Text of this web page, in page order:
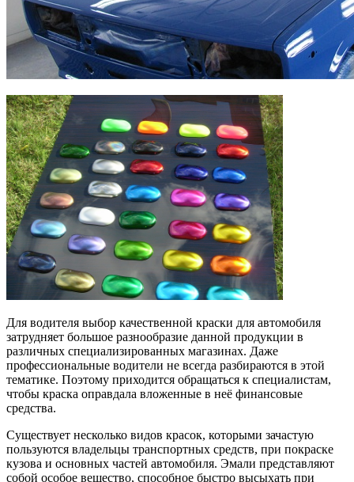
Для водителя выбор качественной краски для автомобиля
затрудняет большое разнообразие данной продукции в
различных специализированных магазинах. Даже
профессиональные водители не всегда разбираются в этой
тематике. Поэтому приходится обращаться к специалистам,
чтобы краска оправдала вложенные в неё финансовые
средства.
Существует несколько видов красок, которыми зачастую
пользуются владельцы транспортных средств, при покраске
кузова и основных частей автомобиля. Эмали представляют
собой особое вещество, способное быстро высыхать при